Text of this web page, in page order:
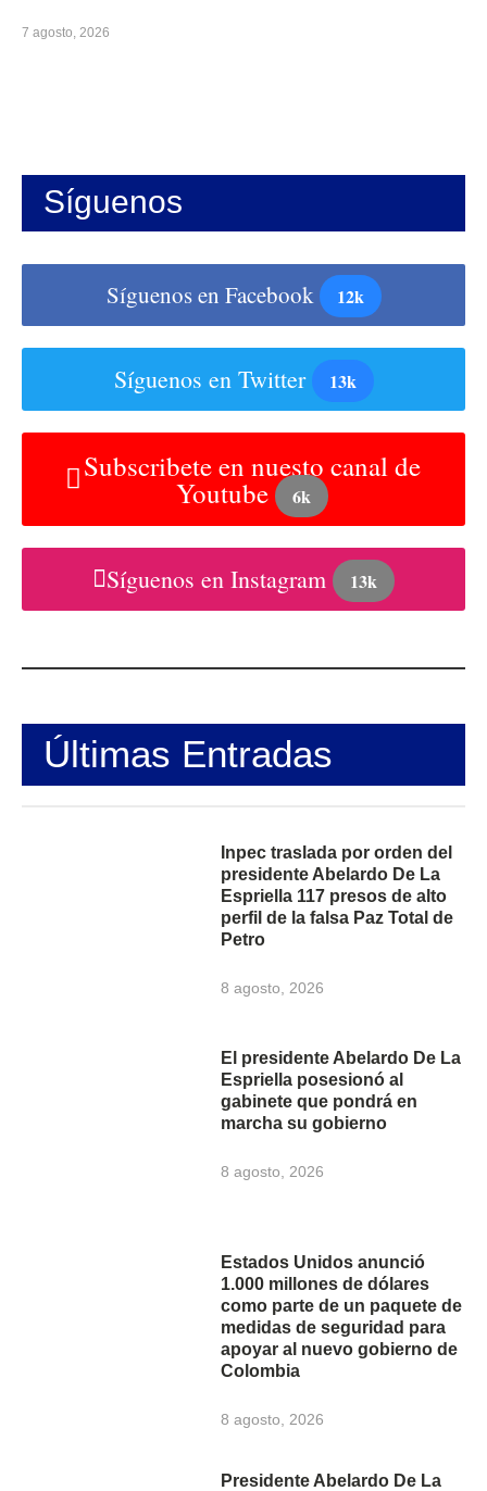
7 agosto, 2026
Síguenos
Síguenos en Facebook 12k
Síguenos en Twitter 13k
Subscribete en nuesto canal de
Youtube 6k
Síguenos en Instagram 13k
Últimas Entradas
Inpec traslada por orden del
presidente Abelardo De La
Espriella 117 presos de alto
perfil de la falsa Paz Total de
Petro
8 agosto, 2026
El presidente Abelardo De La
Espriella posesionó al
gabinete que pondrá en
marcha su gobierno
8 agosto, 2026
Estados Unidos anunció
1.000 millones de dólares
como parte de un paquete de
medidas de seguridad para
apoyar al nuevo gobierno de
Colombia
8 agosto, 2026
Presidente Abelardo De La